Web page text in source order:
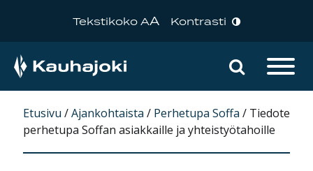
Tekstikoko AA Kontrasti
Päävalikko Hae
Etusivu /Ajankohtaista / Perhetupa Soffa / Tiedote
perhetupa Soffan asiakkaille ja yhteistyötahoille